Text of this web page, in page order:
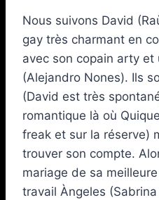
Nous suivons David
gay très charmant en
avec son copain arty et
(Alejandro Nones). Ils
(David est très
romantique là où
freak et sur la réserve)
trouver son compte.
mariage de sa
travail Àngeles